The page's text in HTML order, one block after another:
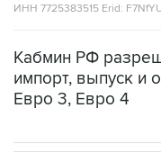
ИНН 7725383515 Erid:
Кабмин РФ
импорт, выпуск и
Евро 3, Евро 4